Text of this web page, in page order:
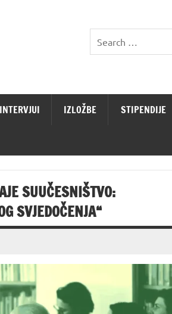
INTERVJUI IZLOŽBE STIPENDIJE
SUUČESNIŠTVO:
SVJEDOČENJA“